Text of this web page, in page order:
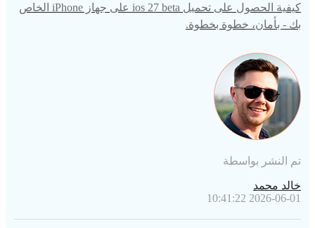
كيفية الحصول على تحميل ios 27 beta على جهاز iPhone الخاص
بك - بأمان، خطوة بخطوة.
تم النشر بواسطة
خالد محمد
2026-06-01 10:41:22